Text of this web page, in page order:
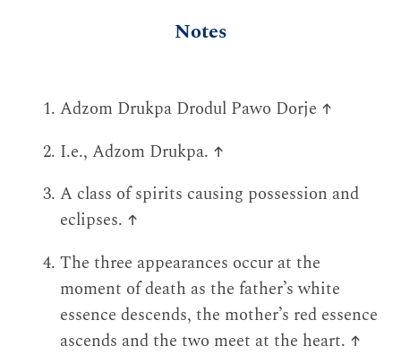
Notes
Adzom Drukpa Drodul Pawo Dorje ↑
I.e., Adzom Drukpa. ↑
A class of spirits causing possession and
eclipses. ↑
The three appearances occur at the
moment of death as the father’s white
essence descends, the mother’s red essence
ascends and the two meet at the heart. ↑